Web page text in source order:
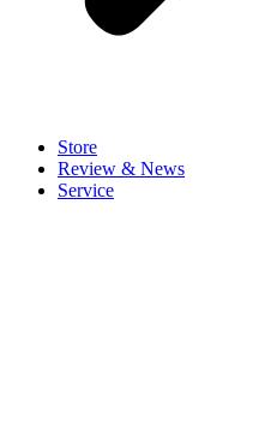
Store
Review & News
Service